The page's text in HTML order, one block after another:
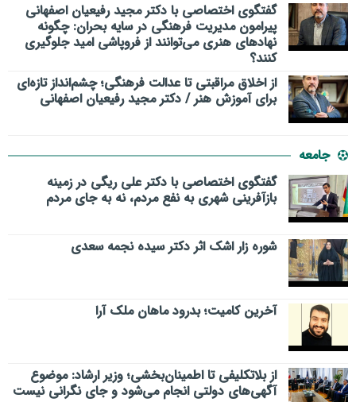
گفتگوی اختصاصی با دکتر مجید رفیعیان اصفهانی
پیرامون مدیریت فرهنگی در سایه بحران: چگونه
نهادهای هنری می‌توانند از فروپاشی امید جلوگیری
کنند؟
از اخلاق مراقبتی تا عدالت فرهنگی؛ چشم‌انداز تازه‌ای
برای آموزش هنر / دکتر مجید رفیعیان اصفهانی
جامعه
گفتگوی اختصاصی با دکتر علی ریگی در زمینه
بازآفرینی شهری به نفع مردم، نه به جای مردم
شوره زار اشک اثر دکتر سیده نجمه سعدی
​آخرین کامیت؛ بدرود ماهان ملک آرا
از بلاتکلیفی تا اطمینان‌بخشی؛ وزیر ارشاد: موضوع
آگهی‌های دولتی انجام می‌شود و جای نگرانی نیست